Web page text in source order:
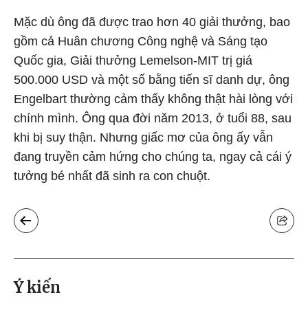
Mặc dù ông đã được trao hơn 40 giải thưởng, bao
gồm cả Huân chương Công nghệ và Sáng tạo
Quốc gia, Giải thưởng Lemelson-MIT trị giá
500.000 USD và một số bằng tiến sĩ danh dự, ông
Engelbart thường cảm thấy không thật hài lòng với
chính mình. Ông qua đời năm 2013, ở tuổi 88, sau
khi bị suy thận. Nhưng giấc mơ của ông ấy vẫn
đang truyền cảm hứng cho chúng ta, ngay cả cái ý
tưởng bé nhất đã sinh ra con chuột.
Ý kiến